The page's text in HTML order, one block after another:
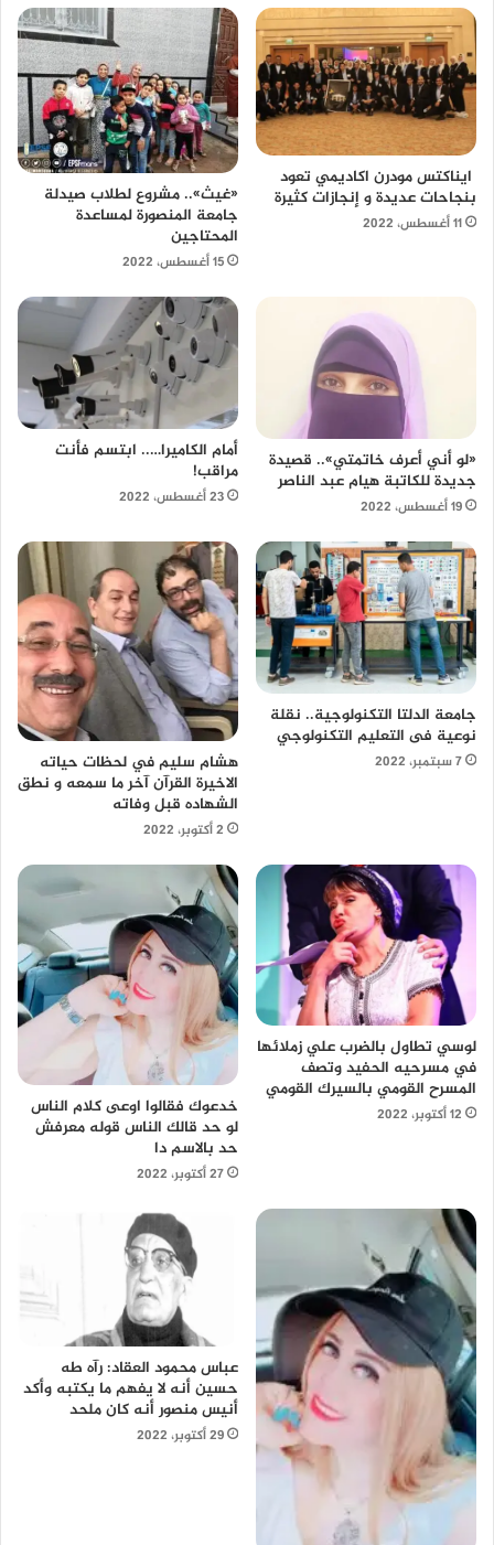
ايناكتس مودرن اكاديمي تعود
بنجاحات عديدة و إنجازات كثيرة
11 أغسطس، 2022
«غيث».. مشروع لطلاب صيدلة
جامعة المنصورة لمساعدة
المحتاجين
15 أغسطس، 2022
«لو أني أعرف خاتمتي».. قصيدة
جديدة للكاتبة هيام عبد الناصر
19 أغسطس، 2022
أمام الكاميرا….. ابتسم فأنت
مراقب!
23 أغسطس، 2022
جامعة الدلتا التكنولوجية.. نقلة
نوعية فى التعليم التكنولوجي
7 سبتمبر، 2022
هشام سليم في لحظات حياته
الاخيرة القرآن آخر ما سمعه و نطق
الشهاده قبل وفاته
2 أكتوبر، 2022
لوسي تطاول بالضرب علي زملائها
في مسرحيه الحفيد وتصف
المسرح القومي بالسيرك القومي
12 أكتوبر، 2022
خدعوك فقالوا اوعى كلام الناس
لو حد قالك الناس قوله معرفش
حد بالاسم دا
27 أكتوبر، 2022
عباس محمود العقاد: رآه طه
حسين أنه لا يفهم ما يكتبه وأكد
أنيس منصور أنه كان ملحد
29 أكتوبر، 2022